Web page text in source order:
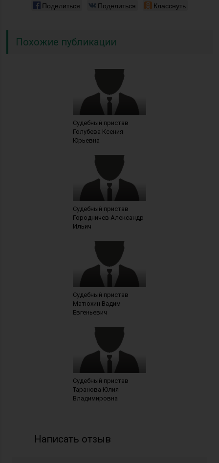
Поделиться Поделиться Класснуть
Похожие публикации
Судебный пристав
Голубева Ксения
Юрьевна
Судебный пристав
Городничев Александр
Ильич
Судебный пристав
Матюхин Вадим
Евгеньевич
Судебный пристав
Таранова Юлия
Владимировна
Написать отзыв